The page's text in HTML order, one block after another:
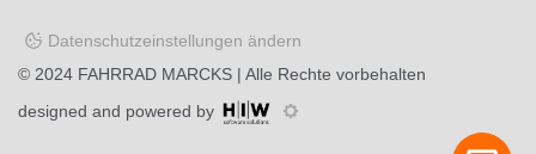
Datenschutzeinstellungen ändern
© 2024 FAHRRAD MARCKS | Alle Rechte vorbehalten
designed and powered by